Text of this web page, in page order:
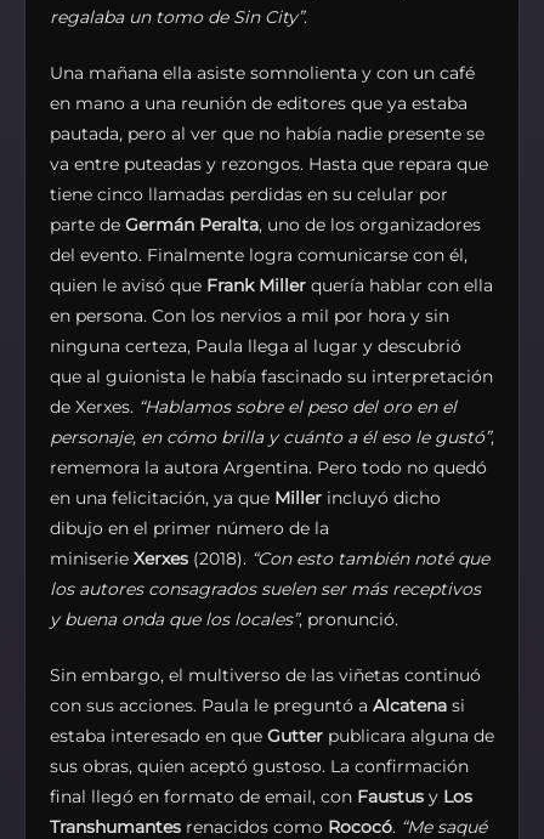
regalaba un tomo de Sin City”.
Una mañana ella asiste somnolienta y con un café
en mano a una reunión de editores que ya estaba
pautada, pero al ver que no había nadie presente se
va entre puteadas y rezongos. Hasta que repara que
tiene cinco llamadas perdidas en su celular por
parte de Germán Peralta, uno de los organizadores
del evento. Finalmente logra comunicarse con él,
quien le avisó que Frank Miller quería hablar con ella
en persona. Con los nervios a mil por hora y sin
ninguna certeza, Paula llega al lugar y descubrió
que al guionista le había fascinado su interpretación
de Xerxes. “Hablamos sobre el peso del oro en el
personaje, en cómo brilla y cuánto a él eso le gustó”,
rememora la autora Argentina. Pero todo no quedó
en una felicitación, ya que Miller incluyó dicho
dibujo en el primer número de la
miniserie Xerxes (2018). “Con esto también noté que
los autores consagrados suelen ser más receptivos
y buena onda que los locales”, pronunció.
Sin embargo, el multiverso de las viñetas continuó
con sus acciones. Paula le preguntó a Alcatena si
estaba interesado en que Gutter publicara alguna de
sus obras, quien aceptó gustoso. La confirmación
final llegó en formato de email, con Faustus y Los
Transhumantes renacidos como Rococó. “Me saqué